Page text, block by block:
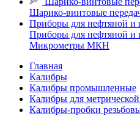
Шарико-винтовые
Приборы для нефтяной и
Приборы для нефтяной и
Микрометры МКН
Главная
Калибры
Калибры промышленные
Калибры для
Калибры-пробки